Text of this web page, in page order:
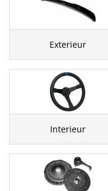
Exterieur
Interieur